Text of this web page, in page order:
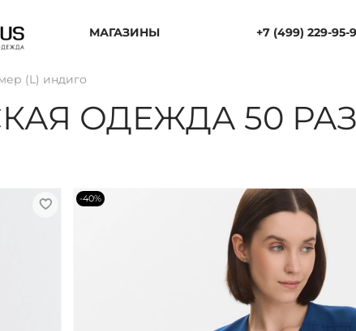
МАГАЗИНЫ +7 (499) 229-95-
(L) индиго
ОДЕЖДА 50
-40%